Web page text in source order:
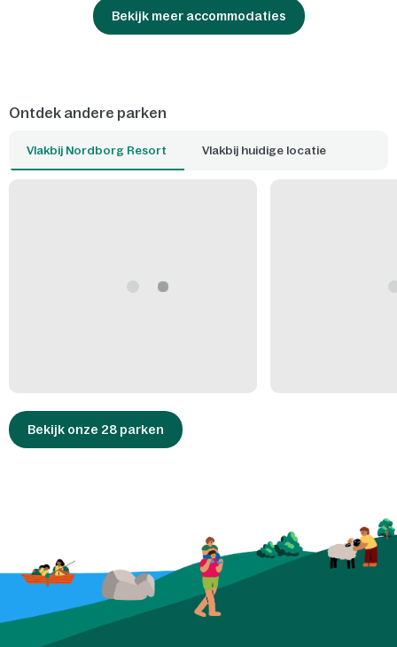
Bekijk meer accommodaties
Ontdek andere parken
Vlakbij Nordborg Resort Vlakbij huidige locatie
Bekijk onze 28 parken